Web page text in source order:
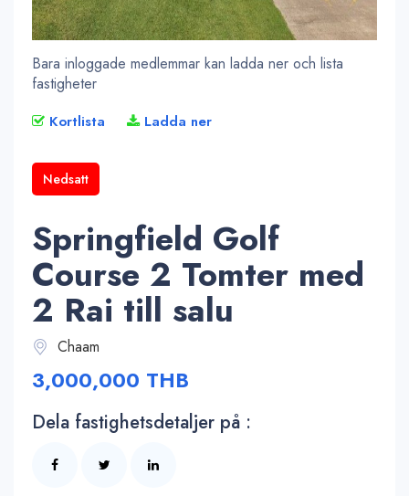
Bara inloggade medlemmar kan ladda ner och lista
fastigheter
Kortlista Ladda ner
Nedsatt
Springfield Golf
Course 2 Tomter med
2 Rai till salu
Chaam
3,000,000 THB
Dela fastighetsdetaljer på :